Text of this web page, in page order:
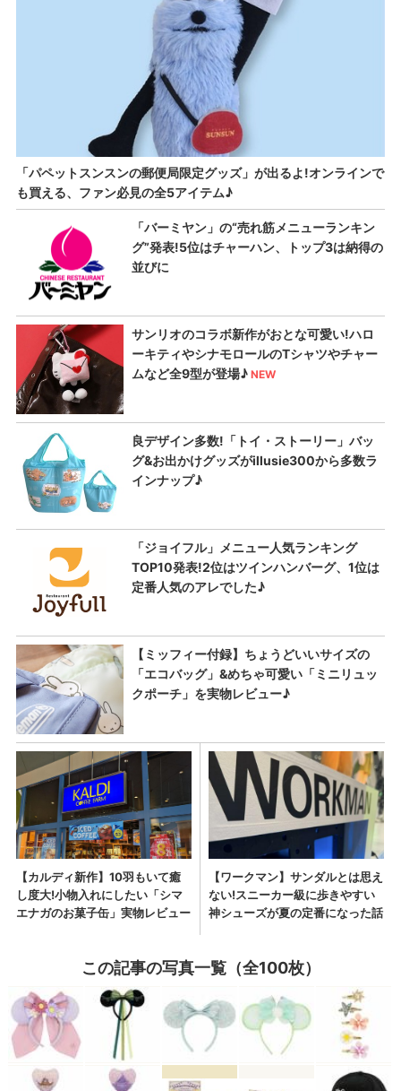
この記事の写真一覧（全100枚）